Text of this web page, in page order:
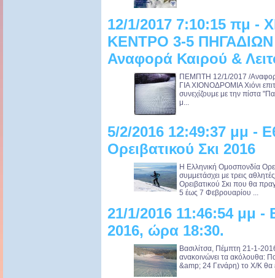
12/1/2017 7:10:15 πμ
ΚΕΝΤΡΟ 3-5
Αναφορά Καιρού &
ΠΕΜΠΤΗ 12/1/2017 /
ΓΙΑ ΧΙΟΝΟΔΡΟΜΙΑ Χιόνι
συνεχίζουμε με την πίστα
μ...
5/2/2016 12:49:37 μμ -
Ορειβατικού Σκι 2016
Η Ελληνική Ομοσπονδία
συμμετάσχει με τρεις
Ορειβατικού Σκι που θα
5 έως 7 Φεβρουαρίου ...
21/1/2016 11:46:54 μμ -
2016, ώρα 18:30.
Βασιλίτσα, Πέμπτη 21-1-
ανακοινώνει τα ακόλουθα:
&amp; 24 Γενάρη) το Χ/Κ θα